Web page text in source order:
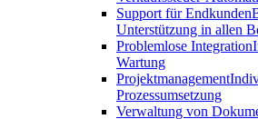
Support für Endkunden
Unterstützung in allen
Problemlose Integration
Wartung
Projektmanagement
Prozessumsetzung
Verwaltung von